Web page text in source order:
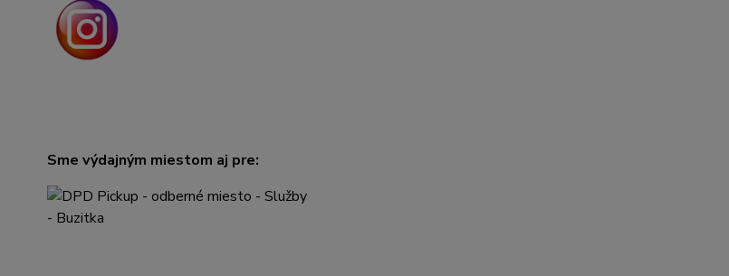
Sme výdajným miestom aj pre: